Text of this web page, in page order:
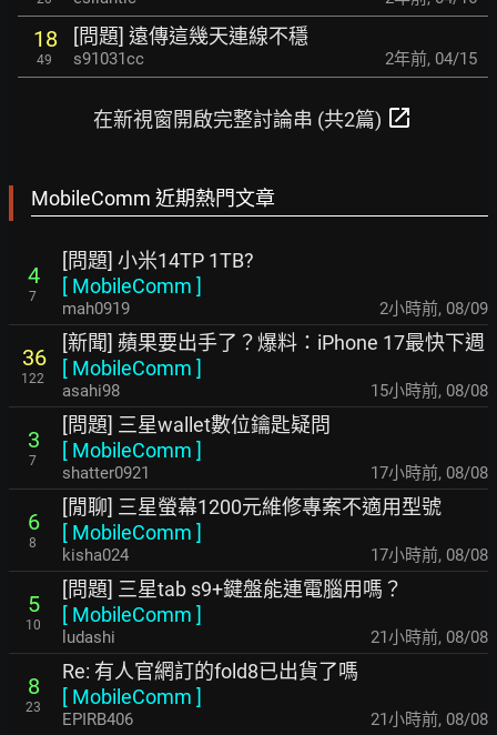
18
49
[問題] 遠傳這幾天連線不穩
s91031cc 2年前, 04/15
在新視窗開啟完整討論串 (共2篇) open_in_new
MobileComm 近期熱門文章
4
7
[問題] 小米14TP 1TB?
[ MobileComm ]
mah0919 2小時前, 08/09
36
122
[新聞] 蘋果要出手了？爆料：iPhone 17最快下週
[ MobileComm ]
asahi98 15小時前, 08/08
3
7
[問題] 三星wallet數位鑰匙疑問
[ MobileComm ]
shatter0921 17小時前, 08/08
6
8
[閒聊] 三星螢幕1200元維修專案不適用型號
[ MobileComm ]
kisha024 17小時前, 08/08
5
10
[問題] 三星tab s9+鍵盤能連電腦用嗎？
[ MobileComm ]
ludashi 21小時前, 08/08
8
23
Re: 有人官網訂的fold8已出貨了嗎
[ MobileComm ]
EPIRB406 21小時前, 08/08